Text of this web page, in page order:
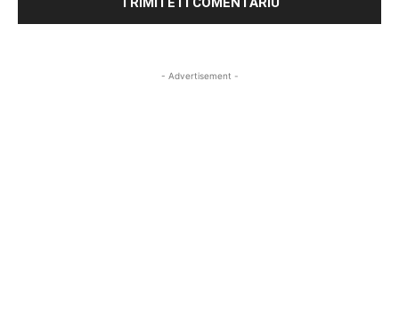
- Advertisement -